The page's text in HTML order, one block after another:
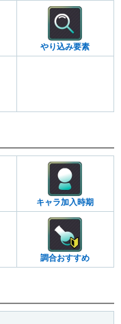
やり込み要素
キャラ加入時期
調合おすすめ